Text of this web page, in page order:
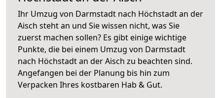
Ihr Umzug von Darmstadt nach Höchstadt an der
Aisch steht an und Sie wissen nicht, was Sie
zuerst machen sollen? Es gibt einige wichtige
Punkte, die bei einem Umzug von Darmstadt
nach Höchstadt an der Aisch zu beachten sind.
Angefangen bei der Planung bis hin zum
Verpacken Ihres kostbaren Hab & Gut.